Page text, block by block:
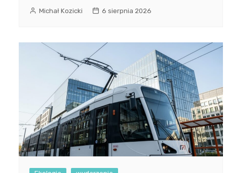
Michał Kozicki 6 sierpnia 2026